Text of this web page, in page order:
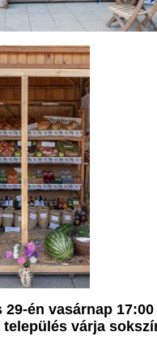
29-én vasárnap
település várja